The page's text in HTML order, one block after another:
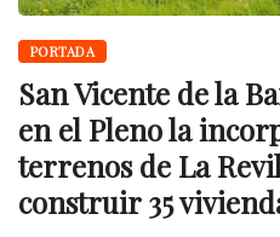
PORTADA
San Vicente de la
en el Pleno la
terrenos de La
construir 35